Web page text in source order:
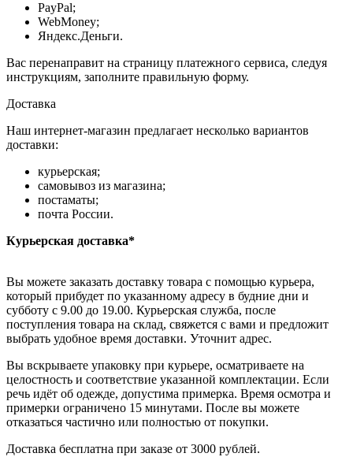
PayPal;
WebMoney;
Яндекс.Деньги.
Вас перенаправит на страницу платежного сервиса, следуя
инструкциям, заполните правильную форму.
Доставка
Наш интернет-магазин предлагает несколько вариантов
доставки:
курьерская;
самовывоз из магазина;
постаматы;
почта России.
Курьерская доставка*
Вы можете заказать доставку товара с помощью курьера,
который прибудет по указанному адресу в будние дни и
субботу с 9.00 до 19.00. Курьерская служба, после
поступления товара на склад, свяжется с вами и предложит
выбрать удобное время доставки. Уточнит адрес.
Вы вскрываете упаковку при курьере, осматриваете на
целостность и соответствие указанной комплектации. Если
речь идёт об одежде, допустима примерка. Время осмотра и
примерки ограничено 15 минутами. После вы можете
отказаться частично или полностью от покупки.
Доставка бесплатна при заказе от 3000 рублей.